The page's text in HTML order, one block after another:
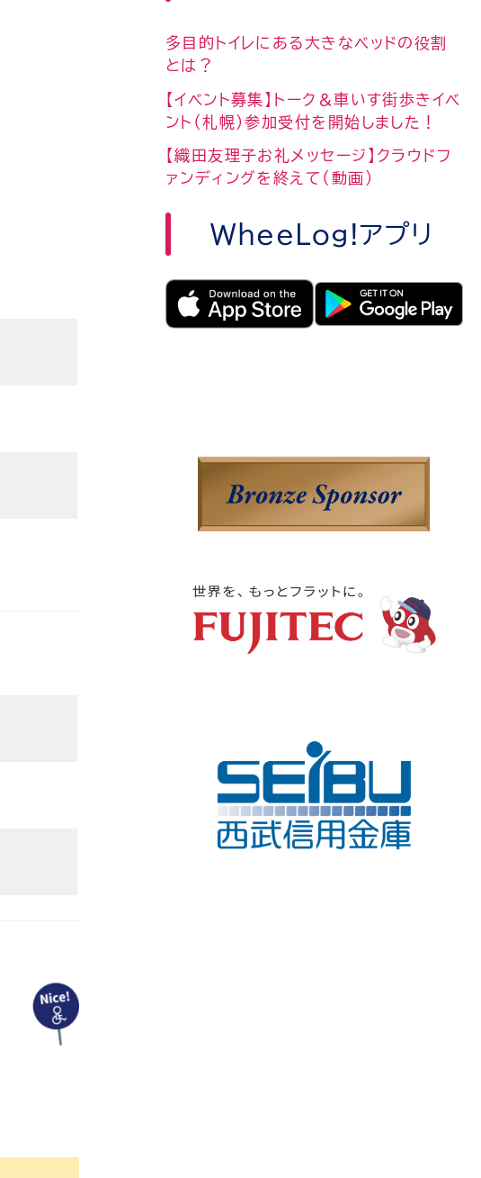
多目的トイレにある大きなベッドの役割
とは？
【イベント募集】トーク＆車いす街歩きイベ
ント（札幌）参加受付を開始しました！
【織田友理子お礼メッセージ】クラウドフ
ァンディングを終えて（動画）
WheeLog!アプリ